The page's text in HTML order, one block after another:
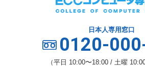
日本人専用窓口
0120-
（平日 10:00〜18:00 / 土曜